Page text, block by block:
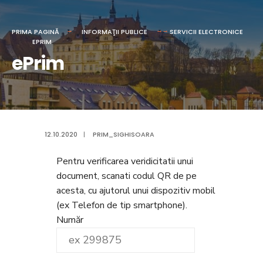
PRIMA PAGINĂ INFORMAŢII PUBLICE
SERVICII ELECTRONICE
EPRIM
ePrim
12.10.2020 | PRIM_SIGHISOARA
Pentru verificarea veridicitatii unui
document, scanati codul QR de pe
acesta, cu ajutorul unui dispozitiv mobil
(ex Telefon de tip smartphone).
Număr